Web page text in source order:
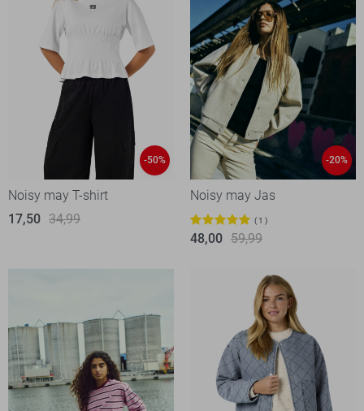
-50%
Noisy may T-shirt
17,50 34,99
-20%
Noisy may Jas
1
48,00 59,99